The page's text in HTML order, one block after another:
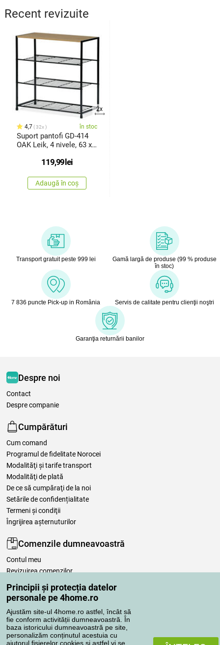
Principii și protecția datelor
personale pe 4home.ro
Ajustăm site-ul 4home.ro astfel, încât să
fie conform activității dumneavoastră. În
baza istoricului dumneavoastră pe site,
personalizăm conținutul acestuia cu
ajutorul fișierelor cookies și astfel vi se
Recent revizuite
2x
4,7 32x în stoc
Suport pantofi GD-414
OAK Leik, 4 nivele, 63 x
119,99lei
Adaugă în coș
Transport gratuit peste 999 lei
Gamă largă de produse (99 % produse
în stoc)
7 836 puncte Pick-up in România Servis de calitate pentru clienţii noştri
Garanţia returnării banilor
Despre noi
Contact
Despre companie
Cumpărături
Cum comand
Programul de fidelitate Norocei
Modalităţi şi tarife transport
Modalităţi de plată
De ce să cumpăraţi de la noi
Setările de confidențialitate
Termeni şi condiţii
Îngrijirea așternuturilor
Comenzile dumneavoastră
Contul meu
Revizuirea comenzilor
Reclamaţii
Retragere de la contract
Regulile de procesare a recenziilor
Metode de transport